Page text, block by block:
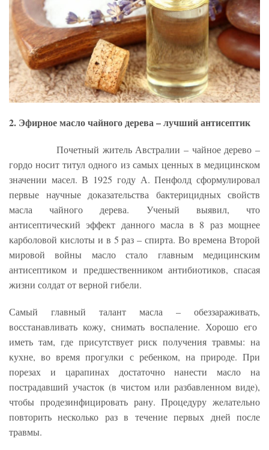
2. Эфирное масло чайного дерева – лучший антисептик
Почетный житель Австралии – чайное дерево –
гордо носит титул одного из самых ценных в медицинском
значении масел. В 1925 году А. Пенфолд сформулировал
первые научные доказательства бактерицидных свойств
масла чайного дерева. Ученый выявил, что
антисептический эффект данного масла в 8 раз мощнее
карболовой кислоты и в 5 раз – спирта. Во времена Второй
мировой войны масло стало главным медицинским
антисептиком и предшественником антибиотиков, спасая
жизни солдат от верной гибели.
Самый главный талант масла – обеззараживать,
восстанавливать кожу, снимать воспаление. Хорошо его
иметь там, где присутствует риск получения травмы: на
кухне, во время прогулки с ребенком, на природе. При
порезах и царапинах достаточно нанести масло на
пострадавший участок (в чистом или разбавленном виде),
чтобы продезинфицировать рану. Процедуру желательно
повторить несколько раз в течение первых дней после
травмы.